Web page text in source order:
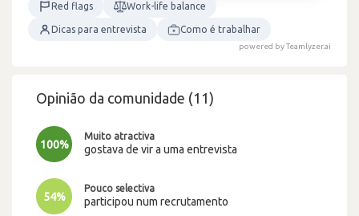
Red flags Work-life balance
Dicas para entrevista Como é trabalhar
powered by Teamlyzer.ai
Opinião da comunidade (11)
100%
Muito atractiva
gostava de vir a uma entrevista
54%
Pouco selectiva
participou num recrutamento